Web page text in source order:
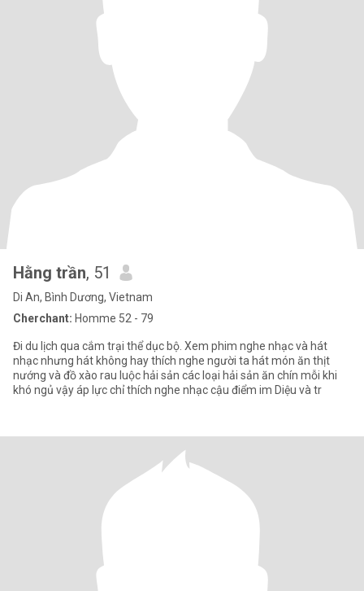
Hằng trần, 51
Di An, Bình Dương, Vietnam
Cherchant: Homme 52 - 79
Đi du lịch qua cắm trại thể dục bộ. Xem phim nghe nhạc và hát
nhạc nhưng hát không hay thích nghe người ta hát món ăn thịt
nướng và đồ xào rau luộc hải sản các loại hải sản ăn chín mỗi khi
khó ngủ vậy áp lực chỉ thích nghe nhạc cậu điểm im Diệu và tr